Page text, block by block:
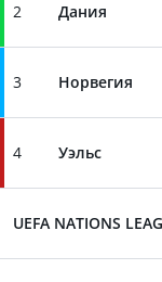
2 Дания
3 Норвегия
4 Уэльс
UEFA NATIONS